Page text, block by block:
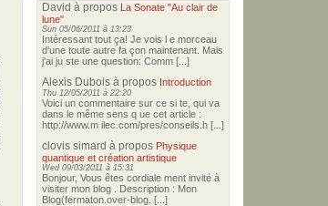
David à propos La Sonate "Au clair de
lune"
Sun 05/06/2011 à 13:23
Intéressant tout ça! Je vois l e morceau
d'une toute autre fa çon maintenant. Mais
j'ai ju ste une question: Comm [...]
Alexis Dubois à propos Introduction
Thu 12/05/2011 à 22:20
Voici un commentaire sur ce si te, qui va
dans le même sens q ue cet article :
http://www.m ilec.com/pres/conseils.h [...]
clovis simard à propos Physique
quantique et création artistique
Wed 09/03/2011 à 15:31
Bonjour, Vous êtes cordiale ment invité à
visiter mon blog . Description : Mon
Blog(fermaton.over-blog. [...]